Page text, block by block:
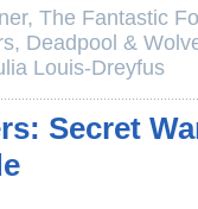
, The Fantastic
, Deadpool &
Louis-Dreyfus
Secret